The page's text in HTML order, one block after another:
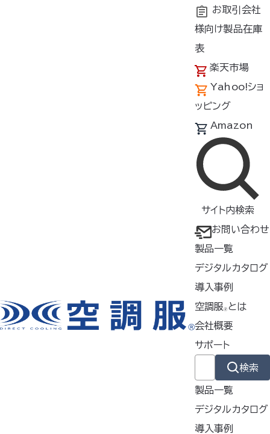
お取引会社
様向け製品在庫
表
楽天市場
Yahoo!ショ
ッピング
Amazon
サイト内検索
お問い合わせ
製品一覧
デジタルカタログ
導入事例
空調服🄬 とは
会社概要
サポート
検索
製品一覧
デジタルカタログ
導入事例
ケーブル/充電器
製品ジャンル
検索